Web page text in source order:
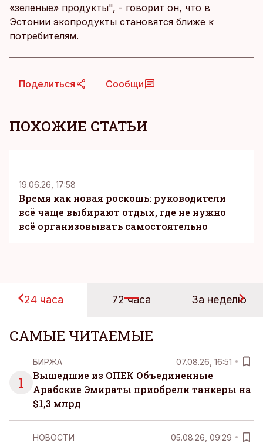
«зеленые» продукты", - говорит он, что в
Эстонии экопродукты становятся ближе к
потребителям.
Поделиться Сообщи
ПОХОЖИЕ СТАТЬИ
19.06.26, 17:58
Время как новая роскошь: руководители
всё чаще выбирают отдых, где не нужно
всё организовывать самостоятельно
24 часа 72 часа За неделю
САМЫЕ ЧИТАЕМЫЕ
1
БИРЖА 07.08.26, 16:51
Вышедшие из ОПЕК Объединенные
Арабские Эмираты приобрели танкеры на
$1,3 млрд
НОВОСТИ 05.08.26, 09:29